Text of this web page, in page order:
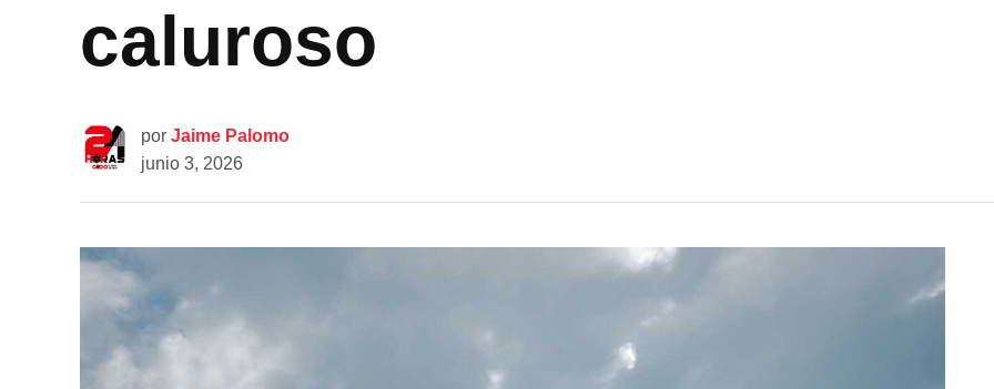
caluroso
por Jaime Palomo
junio 3, 2026